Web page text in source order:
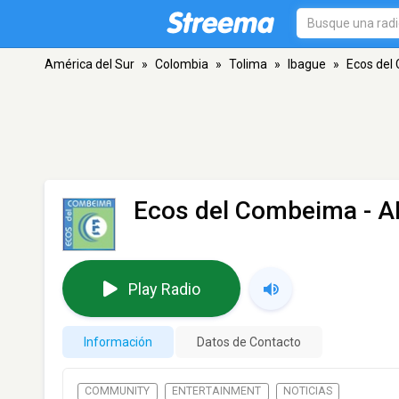
América del Sur » Colombia » Tolima » Ibague » Ecos del
Ecos del Combeima -
Play Radio
Información Datos de Contacto
COMMUNITY ENTERTAINMENT NOTICIAS